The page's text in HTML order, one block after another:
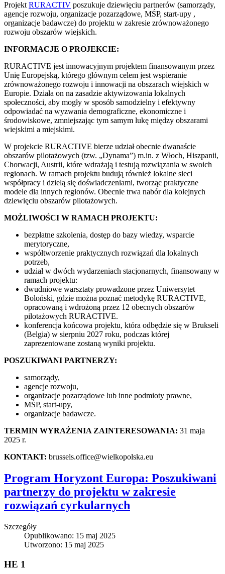
Projekt RURACTIV poszukuje dziewięciu partnerów (samorządy,
agencje rozwoju, organizacje pozarządowe, MŚP, start-upy ,
organizacje badawcze) do projektu w zakresie zrównoważonego
rozwoju obszarów wiejskich.
INFORMACJE O PROJEKCIE:
RURACTIVE jest innowacyjnym projektem finansowanym przez
Unię Europejską, którego głównym celem jest wspieranie
zrównoważonego rozwoju i innowacji na obszarach wiejskich w
Europie. Działa on na zasadzie aktywizowania lokalnych
społeczności, aby mogły w sposób samodzielny i efektywny
odpowiadać na wyzwania demograficzne, ekonomiczne i
środowiskowe, zmniejszając tym samym lukę między obszarami
wiejskimi a miejskimi.
W projekcie RURACTIVE bierze udział obecnie dwanaście
obszarów pilotażowych (tzw. „Dynama”) m.in. z Włoch, Hiszpanii,
Chorwacji, Austrii, które wdrażają i testują rozwiązania w swoich
regionach. W ramach projektu budują również lokalne sieci
współpracy i dzielą się doświadczeniami, tworząc praktyczne
modele dla innych regionów. Obecnie trwa nabór dla kolejnych
dziewięciu obszarów pilotażowych.
MOŻLIWOŚCI W RAMACH PROJEKTU:
bezpłatne szkolenia, dostęp do bazy wiedzy, wsparcie
merytoryczne,
współtworzenie praktycznych rozwiązań dla lokalnych
potrzeb,
udział w dwóch wydarzeniach stacjonarnych, finansowany w
ramach projektu:
dwudniowe warsztaty prowadzone przez Uniwersytet
Boloński, gdzie można poznać metodykę RURACTIVE,
opracowaną i wdrożoną przez 12 obecnych obszarów
pilotażowych RURACTIVE.
konferencja końcowa projektu, która odbędzie się w Brukseli
(Belgia) w sierpniu 2027 roku, podczas której
zaprezentowane zostaną wyniki projektu.
POSZUKIWANI PARTNERZY:
samorządy,
agencje rozwoju,
organizacje pozarządowe lub inne podmioty prawne,
MŚP, start-upy,
organizacje badawcze.
TERMIN WYRAŻENIA ZAINTERESOWANIA: 31 maja
2025 r.
KONTAKT: brussels.office@wielkopolska.eu
Program Horyzont Europa: Poszukiwani
partnerzy do projektu w zakresie
rozwiązań cyrkularnych
Szczegóły
Opublikowano: 15 maj 2025
Utworzono: 15 maj 2025
HE 1